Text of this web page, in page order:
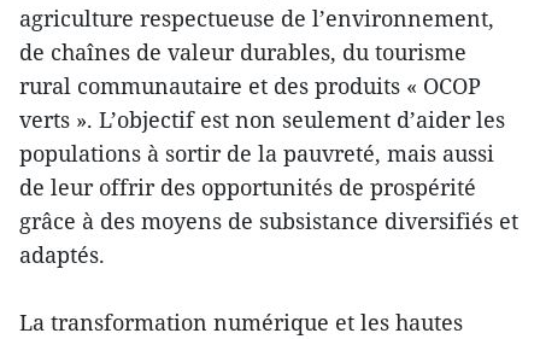
agriculture respectueuse de l’environnement,
de chaînes de valeur durables, du tourisme
rural communautaire et des produits « OCOP
verts ». L’objectif est non seulement d’aider les
populations à sortir de la pauvreté, mais aussi
de leur offrir des opportunités de prospérité
grâce à des moyens de subsistance diversifiés et
adaptés.
La transformation numérique et les hautes